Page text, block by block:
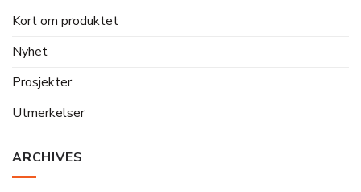
Kort om produktet
Nyhet
Prosjekter
Utmerkelser
ARCHIVES